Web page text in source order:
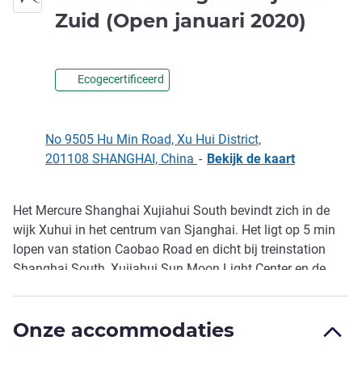
Zuid (Open januari 2020)
Ecogecertificeerd
No 9505 Hu Min Road, Xu Hui District,
201108 SHANGHAI, China - Bekijk de kaart
Omschrijving
Het Mercure Shanghai Xujiahui South bevindt zich in de
wijk Xuhui in het centrum van Sjanghai. Het ligt op 5 min
lopen van station Caobao Road en dicht bij treinstation
Shanghai South, Xujiahui Sun Moon Light Center en de
voor zakenreizigers en vakantiegangers.
Onze accommodaties